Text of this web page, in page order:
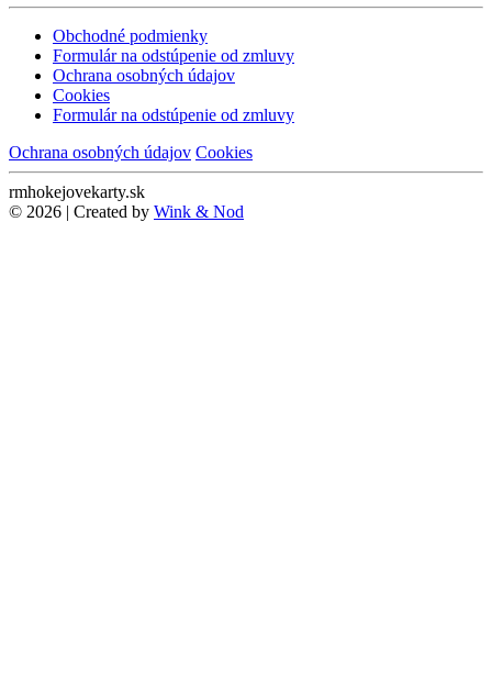
Obchodné podmienky
Formulár na odstúpenie od zmluvy
Ochrana osobných údajov
Cookies
Formulár na odstúpenie od zmluvy
Ochrana osobných údajov Cookies
rmhokejovekarty.sk
© 2026 | Created by Wink & Nod